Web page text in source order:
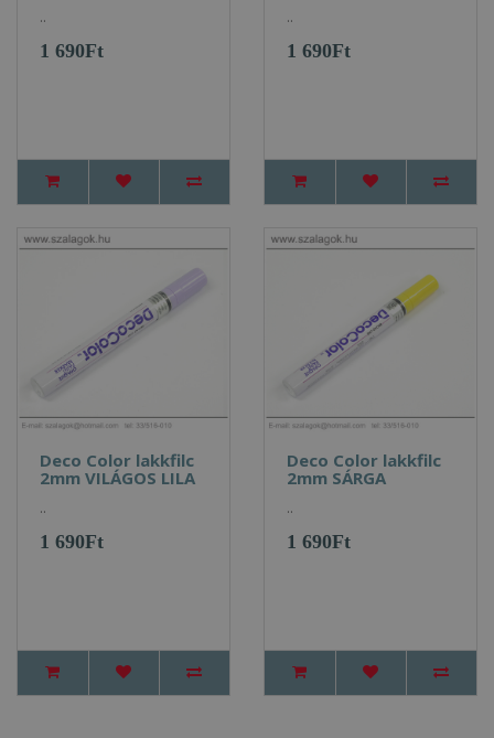
..
1 690Ft
..
1 690Ft
Deco Color lakkfilc
2mm VILÁGOS LILA
..
1 690Ft
Deco Color lakkfilc
2mm SÁRGA
..
1 690Ft